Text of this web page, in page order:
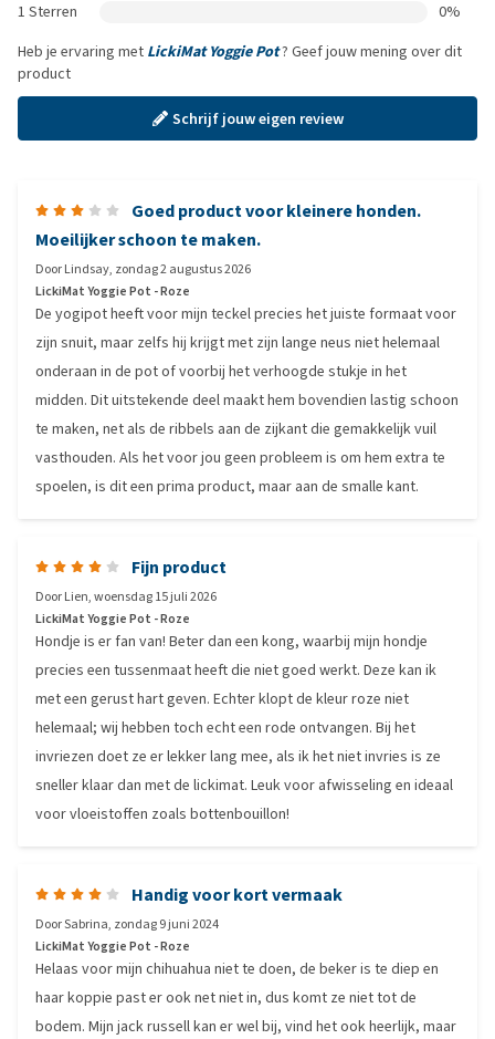
1 Sterren
0%
Heb je ervaring met LickiMat Yoggie Pot? Geef jouw mening over dit
product
Schrijf jouw eigen review
Goed product voor kleinere honden.
Moeilijker schoon te maken.
DoorLindsay, zondag 2 augustus 2026
LickiMat Yoggie Pot - Roze
De yogipot heeft voor mijn teckel precies het juiste formaat voor
zijn snuit, maar zelfs hij krijgt met zijn lange neus niet helemaal
onderaan in de pot of voorbij het verhoogde stukje in het
midden. Dit uitstekende deel maakt hem bovendien lastig schoon
te maken, net als de ribbels aan de zijkant die gemakkelijk vuil
vasthouden. Als het voor jou geen probleem is om hem extra te
spoelen, is dit een prima product, maar aan de smalle kant.
Fijn product
DoorLien,woensdag 15 juli 2026
LickiMat Yoggie Pot - Roze
Hondje is er fan van! Beter dan een kong, waarbij mijn hondje
precies een tussenmaat heeft die niet goed werkt. Deze kan ik
met een gerust hart geven. Echter klopt de kleur roze niet
helemaal; wij hebben toch echt een rode ontvangen. Bij het
invriezen doet ze er lekker lang mee, als ik het niet invries is ze
sneller klaar dan met de lickimat. Leuk voor afwisseling en ideaal
voor vloeistoffen zoals bottenbouillon!
Handig voor kort vermaak
DoorSabrina, zondag 9 juni 2024
LickiMat Yoggie Pot - Roze
Helaas voor mijn chihuahua niet te doen, de beker is te diep en
haar koppie past er ook net niet in, dus komt ze niet tot de
bodem. Mijn jack russell kan er wel bij, vind het ook heerlijk, maar